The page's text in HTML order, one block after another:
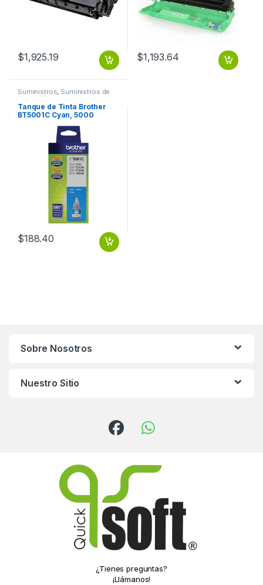
$1,925.19 $1,193.64
Suministros, Suministros de
Impresión
Tanque de Tinta Brother
BT5001C Cyan, 5000
$188.40
Sobre Nosotros
Nuestro Sitio
¿Tienes preguntas?
¡Llámanos!